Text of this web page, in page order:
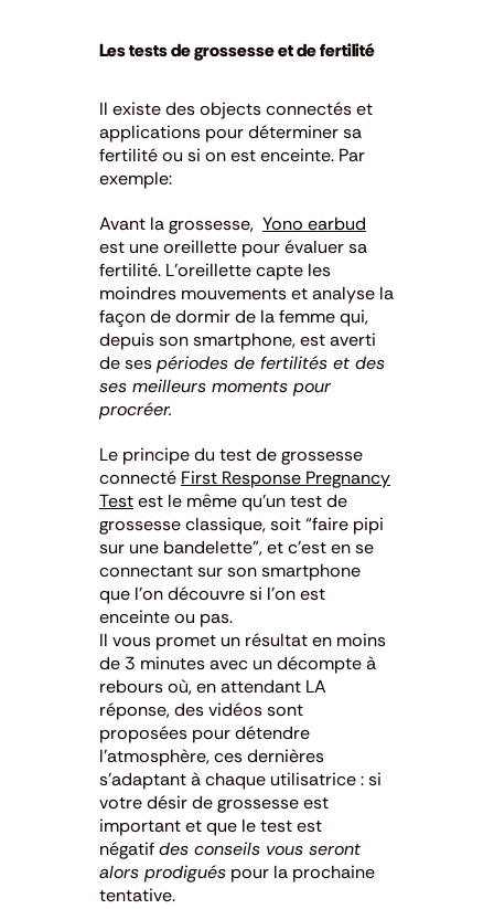
Les tests de grossesse et de fertilité
Il existe des objects connectés et
applications pour déterminer sa
fertilité ou si on est enceinte. Par
exemple:
Avant la grossesse, Yono earbud
est une oreillette pour évaluer sa
fertilité. L’oreillette capte les
moindres mouvements et analyse la
façon de dormir de la femme qui,
depuis son smartphone, est averti
de sespériodes de fertilités et des
ses meilleurs moments pour
procréer.
Le principe du test de grossesse
connecté First Response Pregnancy
Testest le même qu’un test de
grossesse classique, soit “faire pipi
sur une bandelette”, et c’est en se
connectant sur son smartphone
que l’on découvre si l’on est
enceinte ou pas.
Il vous promet un résultat en moins
de 3 minutes avec un décompte à
rebours où, en attendant LA
réponse, des vidéos sont
proposées pour détendre
l’atmosphère, ces dernières
s’adaptant à chaque utilisatrice : si
votre désir de grossesse est
important et que le test est
négatifdes conseils vous seront
alors prodigués pour la prochaine
tentative.